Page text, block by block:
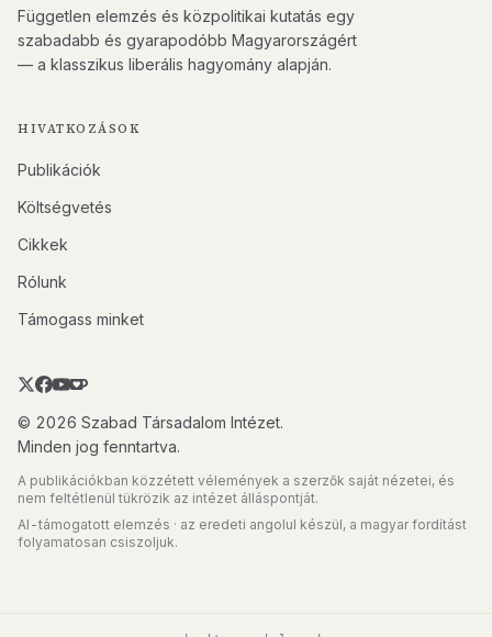
Független elemzés és közpolitikai kutatás egy
szabadabb és gyarapodóbb Magyarországért
— a klasszikus liberális hagyomány alapján.
HIVATKOZÁSOK
Publikációk
Költségvetés
Cikkek
Rólunk
Támogass minket
© 2026 Szabad Társadalom Intézet.
Minden jog fenntartva.
A publikációkban közzétett vélemények a szerzők saját nézetei, és
nem feltétlenül tükrözik az intézet álláspontját.
AI-támogatott elemzés · az eredeti angolul készül, a magyar fordítást
folyamatosan csiszoljuk.